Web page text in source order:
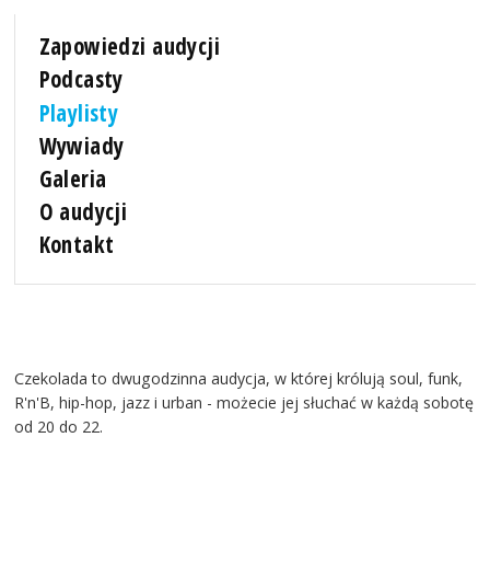
Zapowiedzi audycji
Podcasty
Playlisty
Wywiady
Galeria
O audycji
Kontakt
Czekolada to dwugodzinna audycja, w której królują soul, funk,
R'n'B, hip-hop, jazz i urban - możecie jej słuchać w każdą sobotę
od 20 do 22.